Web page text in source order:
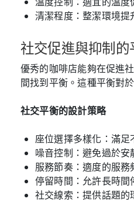
清潔程度：整潔環境提
社交促進與抑制的
優秀的咖啡店能夠在促進
間找到平衡。這種平衡對
社交平衡的設計策略
座位選擇多樣化：滿足
噪音控制：避免過於安
服務節奏：適度的服務
停留時間：允許長時間
社交線索：提供話題的